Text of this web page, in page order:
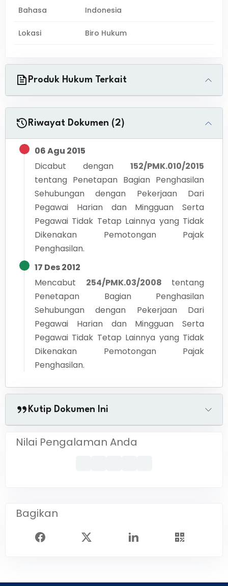
Bahasa Indonesia
Lokasi Biro Hukum
Produk Hukum Terkait
Riwayat Dokumen (2)
06 Agu 2015
Dicabut dengan
152/PMK.010/2015
tentang Penetapan Bagian Penghasilan
Sehubungan dengan Pekerjaan Dari
Pegawai Harian dan Mingguan Serta
Pegawai Tidak Tetap Lainnya yang Tidak
Dikenakan Pemotongan Pajak
Penghasilan.
17 Des 2012
Mencabut
254/PMK.03/2008
tentang
Penetapan Bagian Penghasilan
Sehubungan dengan Pekerjaan Dari
Pegawai Harian dan Mingguan Serta
Pegawai Tidak Tetap Lainnya yang Tidak
Dikenakan Pemotongan Pajak
Penghasilan.
Kutip Dokumen Ini
Nilai Pengalaman Anda
Bagikan